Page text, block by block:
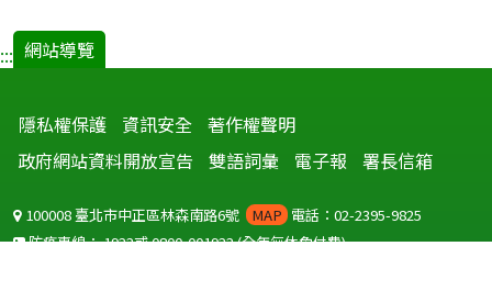
::: 網站導覽
隱私權保護 資訊安全 著作權聲明
政府網站資料開放宣告
雙語詞彙 電子報 署長信箱
100008 臺北市中正區林森南路6號 MAP 電話：02-2395-9825
防疫專線：1922或0800-001922(全年無休免付費)